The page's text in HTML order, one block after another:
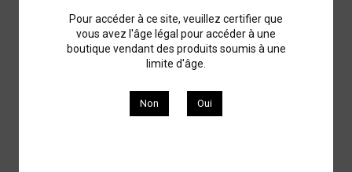
Pour accéder à ce site, veuillez certifier que
vous avez l'âge légal pour accéder à une
boutique vendant des produits soumis à une
limite d'âge.
Non Oui